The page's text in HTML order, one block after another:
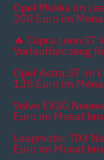
Opel Mokka im
200 Euro im
🔥 Cupra Leon ST
Vorlauffahrzeug
Opel Astra ST im
135 Euro im
Volvo EX30
Euro im Monat
Leapmotor T03
Euro im Monat